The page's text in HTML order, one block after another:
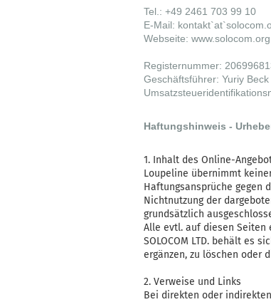
Tel.: +49 2461 703 99 10
E-Mail:
Webseite: www.solocom.org
Registernummer:
Geschäftsführer: Yuriy Beck
Haftungshinweis -
1. Inhalt des Online-
Loupeline übernimmt
Haftungsansprüche gegen
Nichtnutzung der
grundsätzlich
Alle evtl. auf diesen
SOLOCOM LTD. behält es
ergänzen, zu löschen oder
2. Verweise und Links
Bei direkten oder